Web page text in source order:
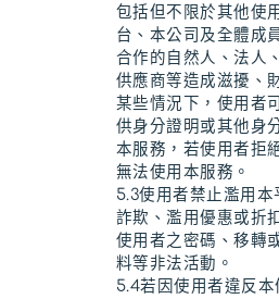
包括但不限於其他使
台、本公司及全體成
合作的自然人、法人
供應商等造成滋擾、
某些情況下，使用者
供身分證明或其他身
本服務，若使用者拒
無法使用本服務。
5.3使用者禁止濫用本
詐欺、濫用優惠或折
使用者之密碼、移轉
料等非法活動。
5.4若因使用者違反本